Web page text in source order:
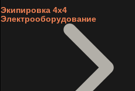
Экипировка 4х4
Электрооборудование